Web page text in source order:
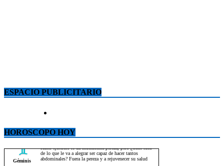
ESPACIO PUBLICITARIO
HOROSCOPO HOY